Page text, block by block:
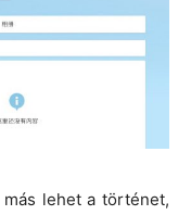
lehet a történet,